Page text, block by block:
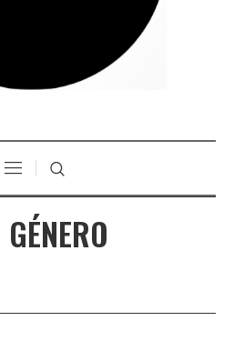
GÉNERO